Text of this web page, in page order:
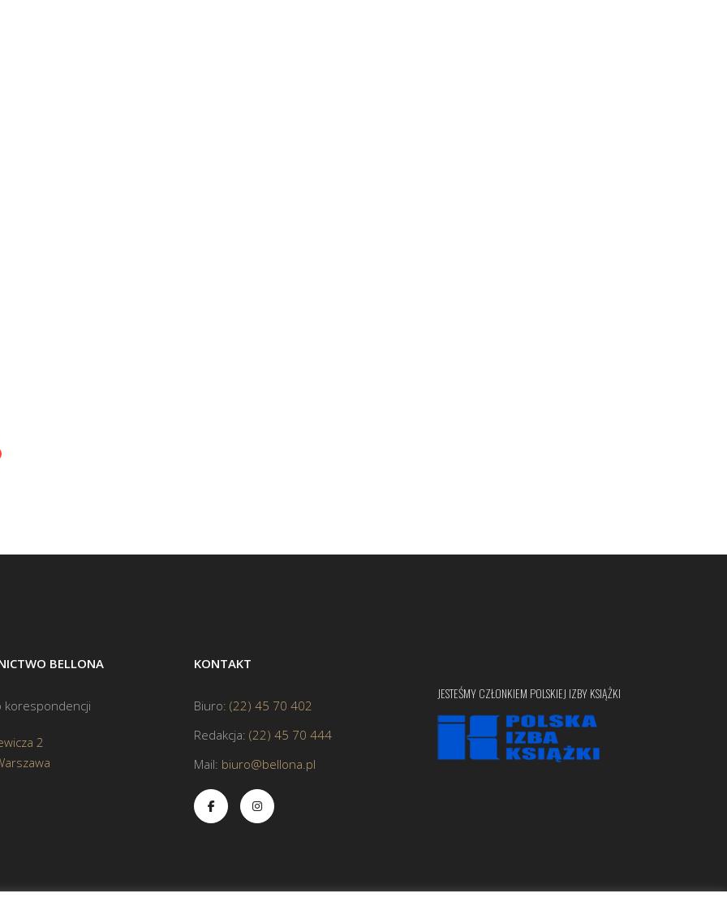
BELLONA
korespondencji
2
KONTAKT
Biuro: (22) 45 70 402
Redakcja: (22) 45 70 444
Mail: biuro@bellona.pl
JESTEŚMY CZŁONKIEM POLSKIEJ IZBY KSIĄŻKI